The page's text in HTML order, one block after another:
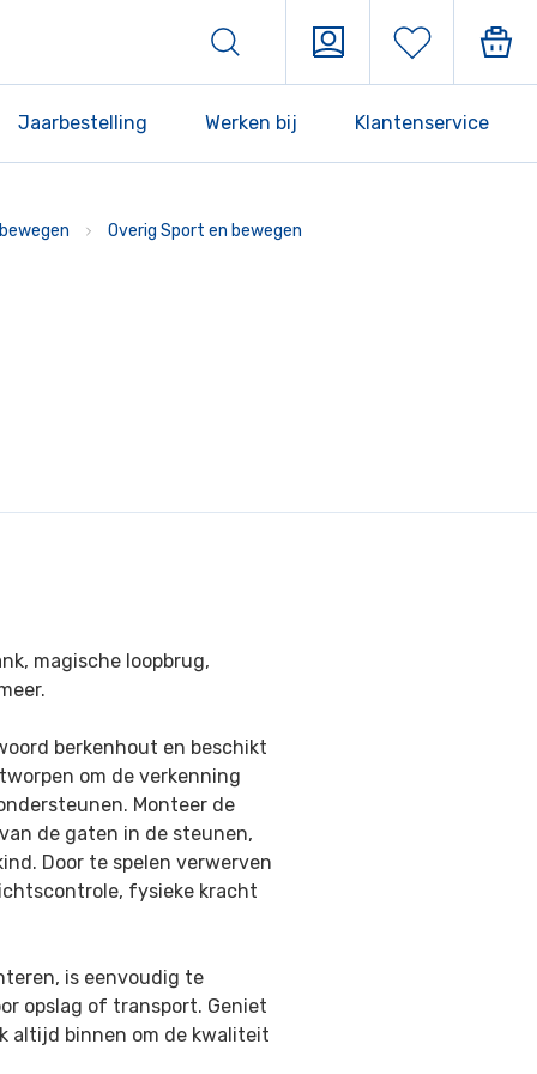
Jaarbestelling Werken bij Klantenservice
Overig Sport en bewegen
magische loopbrug,
berkenhout en beschikt
om de verkenning
Monteer de
de gaten in de steunen,
Door te spelen verwerven
fysieke kracht
is eenvoudig te
opslag of transport. Geniet
altijd binnen om de kwaliteit